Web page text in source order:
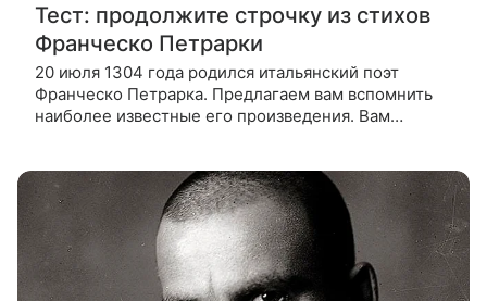
Тест: продолжите строчку из стихов
Франческо Петрарки
20 июля 1304 года родился итальянский поэт
Франческо Петрарка. Предлагаем вам вспомнить
наиболее известные его произведения. Вам